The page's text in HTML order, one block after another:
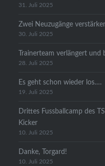
31. Juli 2025
Zwei Neuzugänge
30. Juli 2025
Trainerteam verlängert
28. Juli 2025
Es geht schon wieder los….
19. Juli 2025
Drittes Fussballcamp des
Kicker
10. Juli 2025
Danke, Torgard!
10. Juli 2025